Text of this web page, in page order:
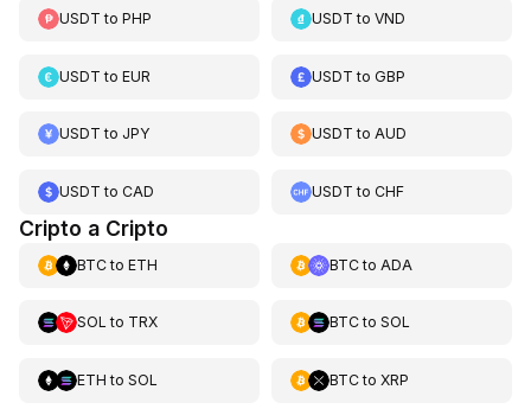
USDT to PHP USDT toVND
USDT to EUR USDT toGBP
USDT to JPY USDT toAUD
USDT to CAD USDT toCHF
Cripto a Cripto
BTCto ETH BTCto ADA
SOL to TRX BTCto SOL
ETH to SOL BTCto XRP